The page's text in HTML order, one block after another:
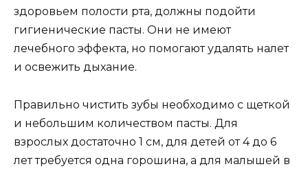
здоровьем полости рта, должны подойти
гигиенические пасты. Они не имеют
лечебного эффекта, но помогают удалять налет
и освежить дыхание.
Правильно чистить зубы необходимо с щеткой
и небольшим количеством пасты. Для
взрослых достаточно 1 см, для детей от 4 до 6
лет требуется одна горошина, а для малышей в